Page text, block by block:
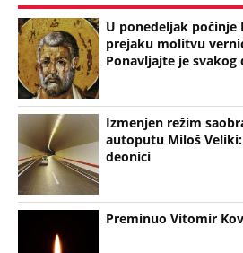
U ponedeljak
prejaku molitvu
Ponavljajte je svakog
Izmenjen režim
autoputu Miloš
deonici
Preminuo Vitomir